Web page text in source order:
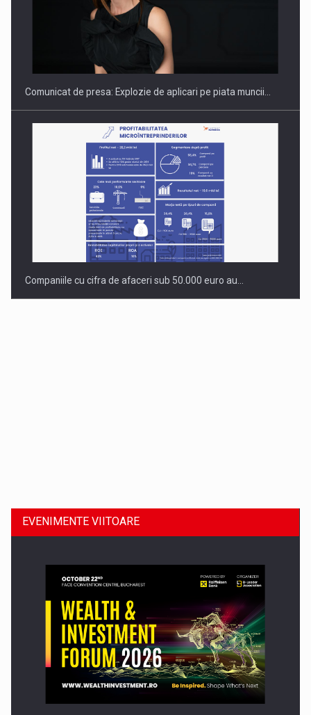
PUTTING ROMANIAN CORPORATE COMPANIES ON THE
INTERNATIONAL BUSINESS SCENE
Comunicat de presa: Explozie de aplicari pe piata muncii…
Companiile cu cifra de afaceri sub 50.000 euro au…
Comunicat de presa: Joburile part-time reincep sa intre pe…
EVENIMENTE VIITOARE